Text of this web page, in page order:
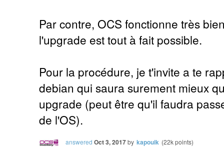
Par contre, OCS fonctionne très
l'upgrade est tout à fait possible.
Pour la procédure, je t'invite a te
debian qui saura surement mieux
upgrade (peut être qu'il faudra
de l'OS).
answered Oct 3, 2017by kapouik (22kpoints)